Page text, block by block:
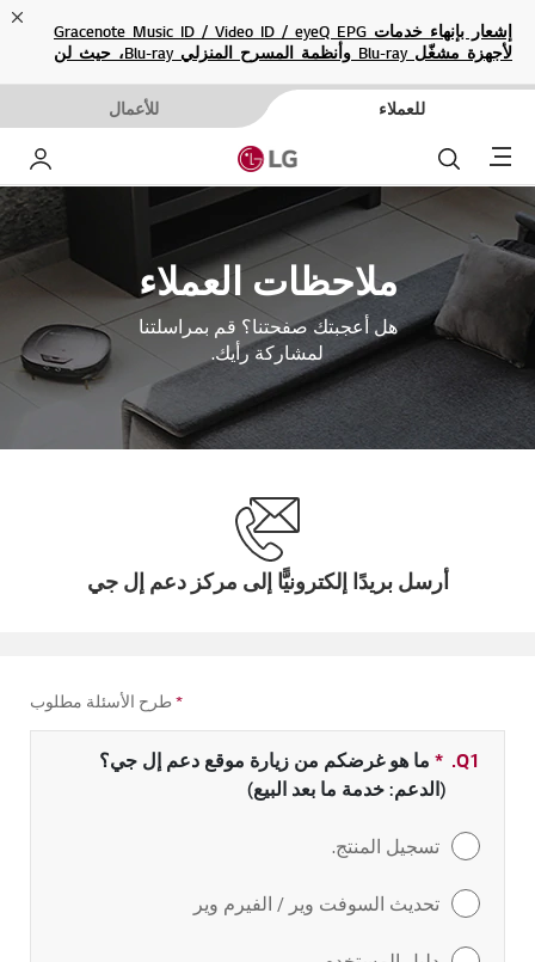
إشعار بإنهاء خدمات Gracenote Music ID / Video ID / eyeQ EPG
لأجهزة مشغّل Blu-ray وأنظمة المسرح المنزلي Blu-ray، حيث لن
للعملاء للأعمال
Menu بحث
ملاحظات العملاء
هل أعجبتك صفحتنا؟ قم بمراسلتنا
لمشاركة رأيك.
أرسل بريدًا إلكترونيًّا إلى مركز دعم إل جي
* طرح الأسئلة مطلوب
Q1.
* حقل مطلوب
ما هو غرضكم من زيارة موقع دعم إل جي؟
(الدعم: خدمة ما بعد البيع)
تسجيل المنتج.
تحديث السوفت وير / الفيرم وير